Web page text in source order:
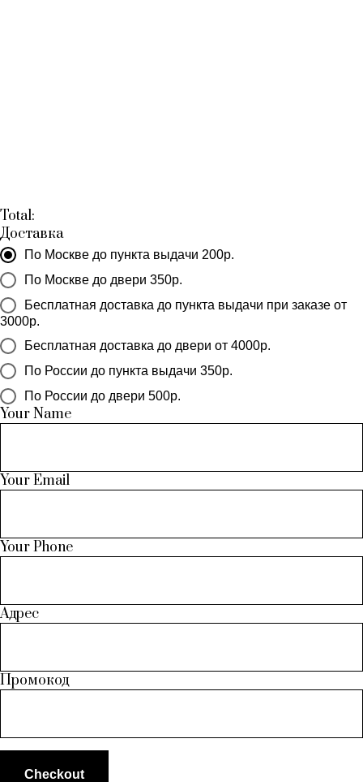
Total:
Доставка
По Москве до пункта выдачи 200р.
По Москве до двери 350р.
Бесплатная доставка до пункта выдачи при заказе от
3000р.
Бесплатная доставка до двери от 4000р.
По России до пункта выдачи 350р.
По России до двери 500р.
Your Name
Your Email
Your Phone
Адрес
Промокод
Checkout